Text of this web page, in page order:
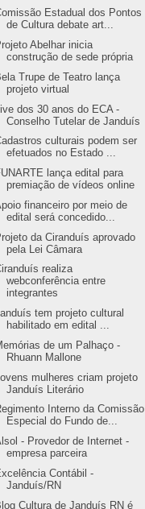
Estadual dos Pontos
de Cultura debate art...
Abelhar inicia
construção de sede própria
Trupe de Teatro lança
projeto virtual
dos 30 anos do ECA -
Conselho Tutelar de Janduís
culturais podem ser
efetuados no Estado ...
lança edital para
premiação de vídeos online
financeiro por meio de
edital será concedido...
da Ciranduís aprovado
pela Lei Câmara
realiza
webconferência entre
integrantes
tem projeto cultural
habilitado em edital ...
de um Palhaço -
Rhuann Mallone
mulheres criam projeto
Janduís Literário
Interno da Comissão
Especial do Fundo de...
- Provedor de Internet -
empresa parceira
Contábil -
Janduís/RN
Cultura de Janduís RN é